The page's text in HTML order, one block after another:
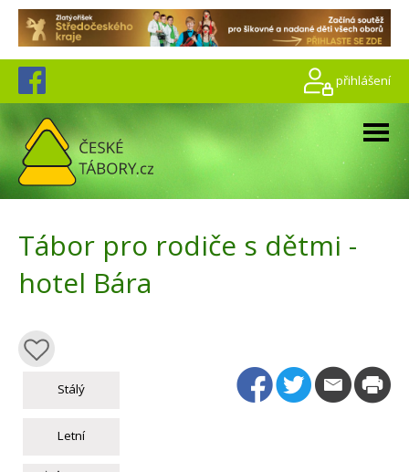
přihlášení
Tábor pro rodiče s dětmi -
hotel Bára
Stálý
Letní